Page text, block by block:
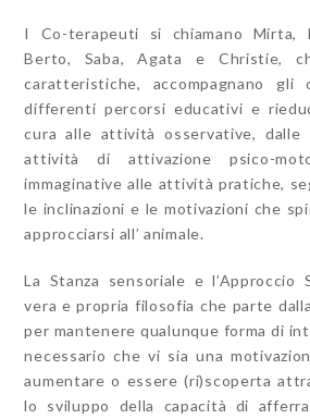
I Co-terapeuti si chiamano Mirta,
Berto, Saba, Agata e Christie,
caratteristiche, accompagnano
differenti percorsi educativi e
cura alle attività osservative,
attività di attivazione psico-
immaginative alle attività pratiche,
le inclinazioni e le motivazioni che
approcciarsi all’ animale.
La Stanza sensoriale e l’Approccio
vera e propria filosofia che parte
per mantenere qualunque forma di
necessario che vi sia una
aumentare o essere (ri)scoperta
lo sviluppo della capacità di